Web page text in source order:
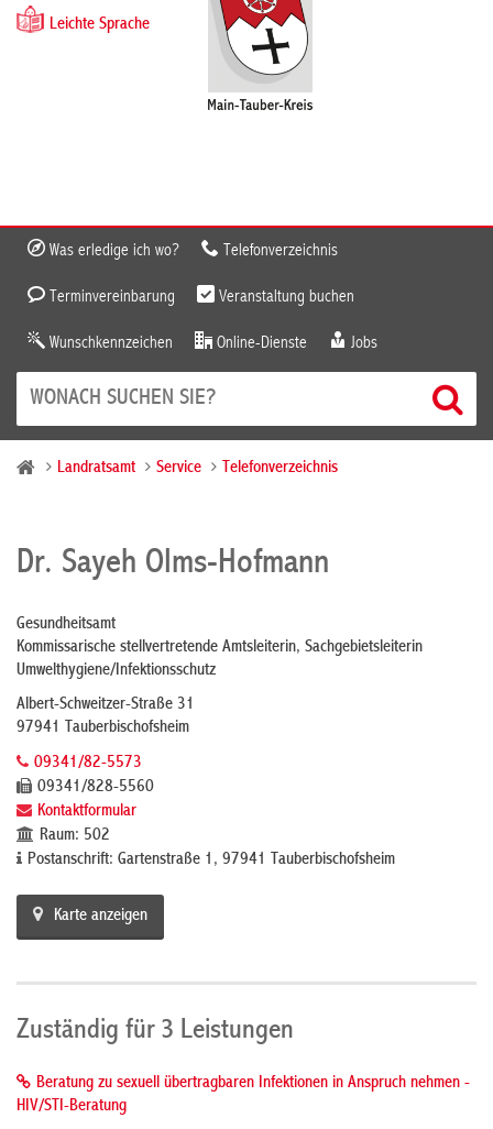
Leichte Sprache
Was erledige ich wo? Telefonverzeichnis
Terminvereinbarung Veranstaltung buchen
Wunschkennzeichen Online-Dienste Jobs
Landratsamt Service Telefonverzeichnis
Dr. Sayeh Olms-Hofmann
Gesundheitsamt
Kommissarische stellvertretende Amtsleiterin, Sachgebietsleiterin
Umwelthygiene/Infektionsschutz
Albert-Schweitzer-Straße 31
97941 Tauberbischofsheim
09341/82-5573
09341/828-5560
Kontaktformular
Raum: 502
Postanschrift: Gartenstraße 1, 97941 Tauberbischofsheim
Karte anzeigen
Zuständig für 3 Leistungen
Beratung zu sexuell übertragbaren Infektionen in Anspruch nehmen -
HIV/STI-Beratung